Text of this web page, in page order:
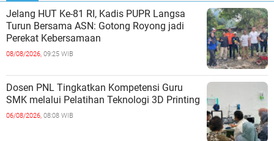
Jelang HUT Ke-81 RI, Kadis PUPR Langsa
Turun Bersama ASN: Gotong Royong jadi
Perekat Kebersamaan
08/08/2026, 09:25 WIB
Dosen PNL Tingkatkan Kompetensi Guru
SMK melalui Pelatihan Teknologi 3D Printing
06/08/2026, 08:08 WIB